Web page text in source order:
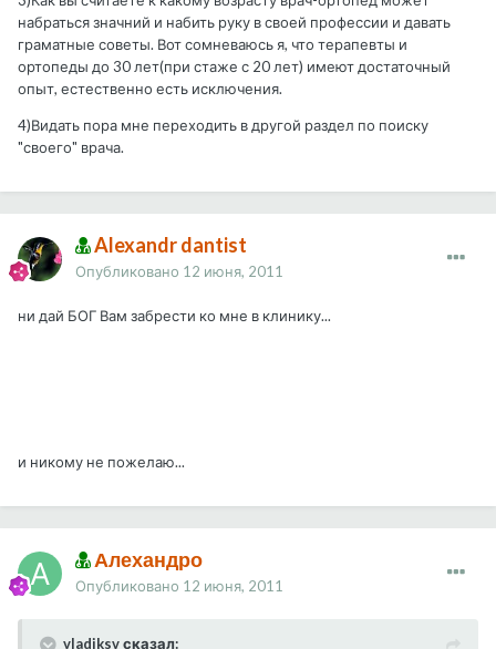
набраться значний и набить руку в своей профессии и давать
граматные советы. Вот сомневаюсь я, что терапевты и
ортопеды до 30 лет(при стаже с 20 лет) имеют достаточный
опыт, естественно есть исключения.
4)Видать пора мне переходить в другой раздел по поиску
"своего" врача.
Alexandr dantist
Опубликовано 12 июня, 2011
ни дай БОГ Вам забрести ко мне в клинику...
и никому не пожелаю...
Алехандро
Опубликовано 12 июня, 2011
vladiksv сказал: